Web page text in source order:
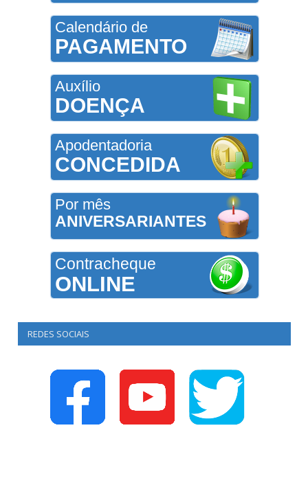
Calendário de
PAGAMENTO
Auxílio
DOENÇA
Apodentadoria
CONCEDIDA
Por mês
ANIVERSARIANTES
Contracheque
ONLINE
REDES SOCIAIS